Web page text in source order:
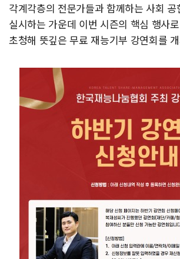
각계각층의 전문가들과 함께하는 사회
실시하는 가운데 이번 시즌의 핵심 행사
초청해 뜻깊은 무료 재능기부 강연회를